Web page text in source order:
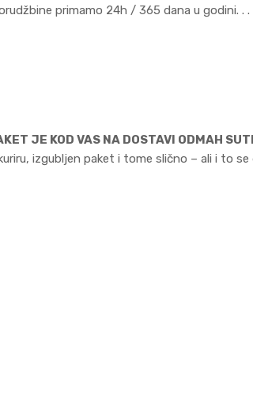
primamo 24h / 365 dana u godini. . .
JE KOD VAS NA DOSTAVI ODMAH
izgubljen paket i tome slično – ali i to se